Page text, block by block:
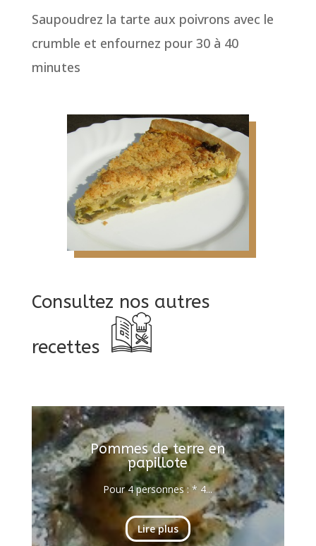
Saupoudrez la tarte aux poivrons avec le
crumble et enfournez pour 30 à 40
minutes
Consultez nos autres
recettes
Pommes de terre en
papillote
Pour 4 personnes : * 4...
Lire plus